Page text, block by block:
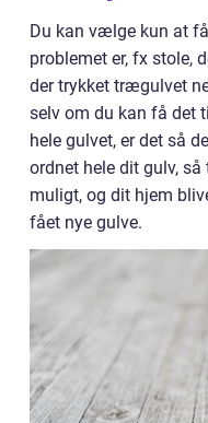
Du kan vælge kun at
problemet er, fx stole,
der trykket trægulvet
selv om du kan få det
hele gulvet, er det så
ordnet hele dit gulv,
muligt, og dit hjem
fået nye gulve.